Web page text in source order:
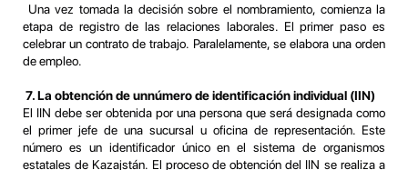
Una vez tomada la decisión sobre el nombramiento, comienza la
etapa de registro de las relaciones laborales. El primer paso es
celebrar un contrato de trabajo. Paralelamente, se elabora una orden
de empleo.
7. La obtención de unnúmero de identificación individual (IIN)
El IIN debe ser obtenida por una persona que será designada como
el primer jefe de una sucursal u oficina de representación. Este
número es un identificador único en el sistema de organismos
estatales de Kazajstán. El proceso de obtención del IIN se realiza a